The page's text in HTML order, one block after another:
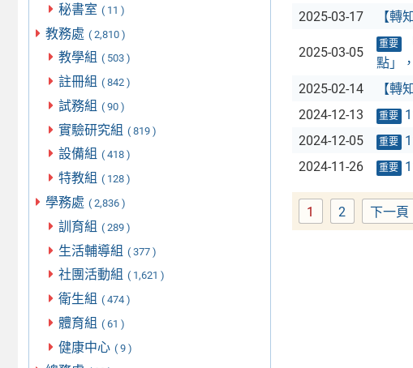
秘書室 ( 11 )
教務處 ( 2,810 )
教學組 ( 503 )
註冊組 ( 842 )
試務組 ( 90 )
實驗研究組 ( 819 )
設備組 ( 418 )
特教組 ( 128 )
學務處 ( 2,836 )
訓育組 ( 289 )
生活輔導組 ( 377 )
社團活動組 ( 1,621 )
衛生組 ( 474 )
體育組 ( 61 )
健康中心 ( 9 )
2025-03-17 【轉
2025-03-05
重要
點」
2025-02-14 【轉
2024-12-13 重要
2024-12-05 重要
2024-11-26 重要
Page
1 Page
2 下一頁